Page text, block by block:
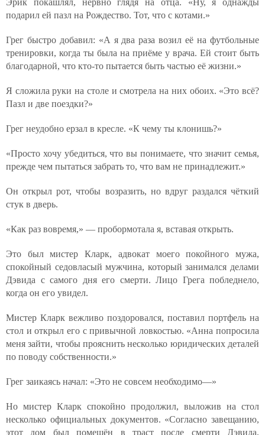
Эрик покашлял, нервно глядя на отца. «Ну, я однажды
подарил ей пазл на Рождество. Тот, что с котами.»
Грег быстро добавил: «А я два раза возил её на футбольные
тренировки, когда ты была на приёме у врача. Ей стоит быть
благодарной, что кто-то пытается быть частью её жизни.»
Я сложила руки на столе и смотрела на них обоих. «Это всё?
Пазл и две поездки?»
Грег неудобно ерзал в кресле. «К чему ты клонишь?»
«Просто хочу убедиться, что вы понимаете, что значит семья,
прежде чем пытаться забрать то, что вам не принадлежит.»
Он открыл рот, чтобы возразить, но вдруг раздался чёткий
стук в дверь.
«Как раз вовремя,» — пробормотала я, вставая открыть.
Это был мистер Кларк, адвокат моего покойного мужа,
спокойный седовласый мужчина, который занимался делами
Дэвида с самого дня его смерти. Лицо Грега побледнело,
когда он его увидел.
Мистер Кларк вежливо поздоровался, поставил портфель на
стол и открыл его с привычной ловкостью. «Анна попросила
меня зайти, чтобы прояснить несколько юридических деталей
по поводу собственности.»
Грег заикаясь начал: «Это не совсем необходимо—»
Но мистер Кларк спокойно продолжил, выложив на стол
несколько официальных документов. «Согласно завещанию,
этот дом был помещён в траст после смерти Дэвида.